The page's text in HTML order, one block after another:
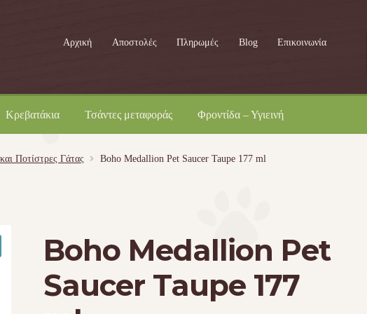
Αρχική Αποστολές Πληρωμές Blog Επικοινωνία
Κρεβατάκια Τσάντες μεταφοράς Φροντίδα – Υγιεινή
Ποτίστρες Γάτας Boho Medallion Pet Saucer Taupe 177 ml
Boho Medallion Pet
Saucer Taupe 177